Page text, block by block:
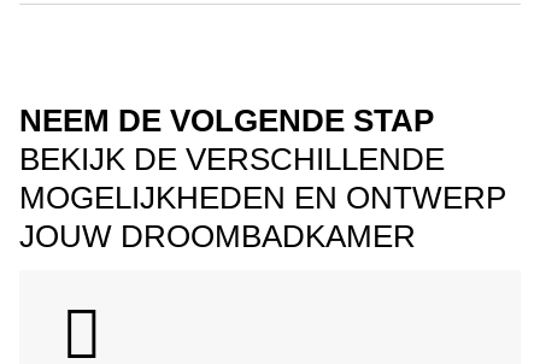
NEEM DE VOLGENDE STAP
BEKIJK DE VERSCHILLENDE
MOGELIJKHEDEN EN ONTWERP
JOUW DROOMBADKAMER